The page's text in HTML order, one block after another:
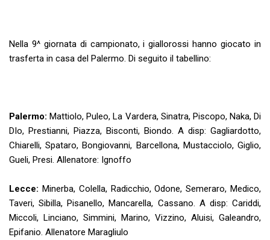
Nella 9^ giornata di campionato, i giallorossi hanno giocato in
trasferta in casa del Palermo. Di seguito il tabellino:
Palermo: Mattiolo, Puleo, La Vardera, Sinatra, Piscopo, Naka, Di
DIo, Prestianni, Piazza, Bisconti, Biondo. A disp: Gagliardotto,
Chiarelli, Spataro, Bongiovanni, Barcellona, Mustacciolo, Giglio,
Gueli, Presi. Allenatore: Ignoffo
Lecce: Minerba, Colella, Radicchio, Odone, Semeraro, Medico,
Taveri, Sibilla, Pisanello, Mancarella, Cassano. A disp: Cariddi,
Miccoli, Linciano, Simmini, Marino, Vizzino, Aluisi, Galeandro,
Epifanio. Allenatore Maragliulo